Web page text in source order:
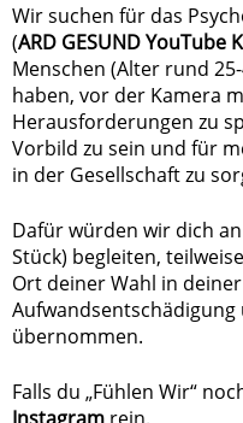
Wir suchen für das
(ARD GESUND YouTube
Menschen (Alter rund
haben, vor der Kamera
Herausforderungen zu
Vorbild zu sein und für
in der Gesellschaft zu
Dafür würden wir dich
Stück) begleiten,
Ort deiner Wahl in
übernommen.
Falls du „Fühlen Wir“